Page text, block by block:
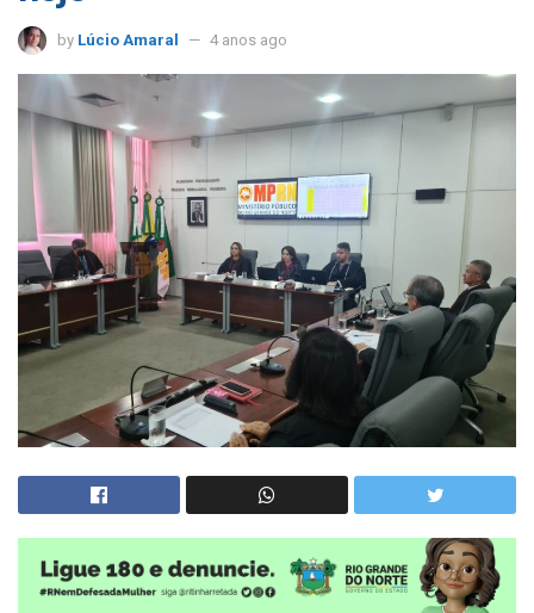
by Lúcio Amaral 4 anos ago